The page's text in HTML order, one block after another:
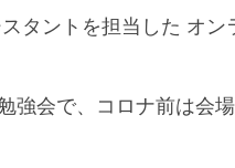
タントを担当した オン
強会で、コロナ前は会